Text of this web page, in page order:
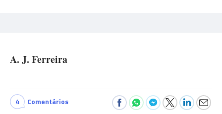
A. J. Ferreira
4 Comentários